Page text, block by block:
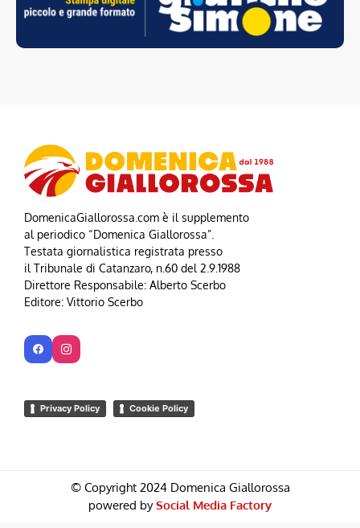
DomenicaGiallorossa.com è il supplemento
al periodico “Domenica Giallorossa”.
Testata giornalistica registrata presso
il Tribunale di Catanzaro, n.60 del 2.9.1988
Direttore Responsabile: Alberto Scerbo
Editore: Vittorio Scerbo
Privacy Policy Cookie Policy
© Copyright 2024 Domenica Giallorossa
powered bySocial Media Factory